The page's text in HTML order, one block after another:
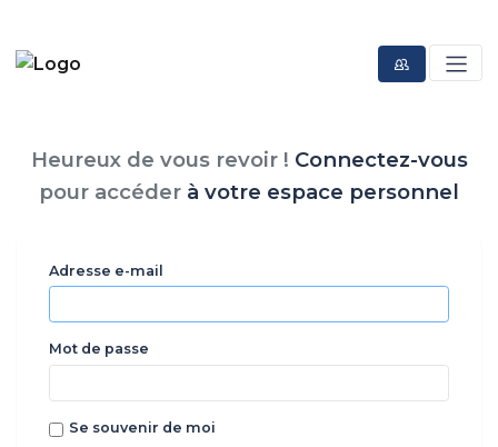
Heureux de vous revoir ! Connectez-vous
pour accéder à votre espace personnel
Adresse e-mail
Mot de passe
Se souvenir de moi